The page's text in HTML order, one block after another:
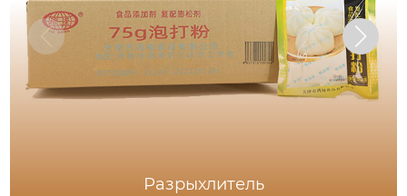
Разрыхлитель